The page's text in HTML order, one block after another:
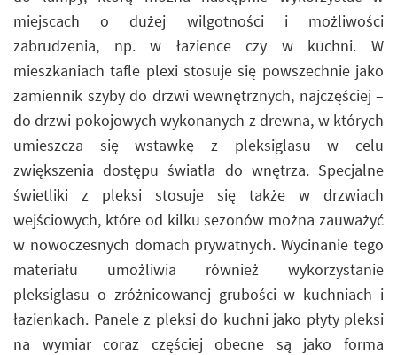
miejscach o dużej wilgotności i możliwości
zabrudzenia, np. w łazience czy w kuchni. W
mieszkaniach tafle plexi stosuje się powszechnie jako
zamiennik szyby do drzwi wewnętrznych, najczęściej –
do drzwi pokojowych wykonanych z drewna, w których
umieszcza się wstawkę z pleksiglasu w celu
zwiększenia dostępu światła do wnętrza. Specjalne
świetliki z pleksi stosuje się także w drzwiach
wejściowych, które od kilku sezonów można zauważyć
w nowoczesnych domach prywatnych. Wycinanie tego
materiału umożliwia również wykorzystanie
pleksiglasu o zróżnicowanej grubości w kuchniach i
łazienkach. Panele z pleksi do kuchni jako płyty pleksi
na wymiar coraz częściej obecne są jako forma